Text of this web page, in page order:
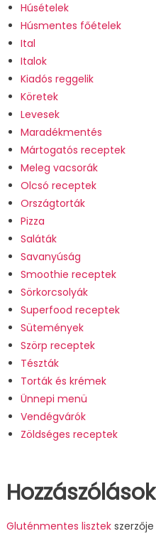
Húsételek
Húsmentes főételek
Ital
Italok
Kiadós reggelik
Köretek
Levesek
Maradékmentés
Mártogatós receptek
Meleg vacsorák
Olcsó receptek
Országtorták
Pizza
Saláták
Savanyúság
Smoothie receptek
Sörkorcsolyák
Superfood receptek
Sütemények
Szörp receptek
Tészták
Torták és krémek
Ünnepi menü
Vendégvárók
Zöldséges receptek
Hozzászólások
Gluténmentes lisztekszerzője